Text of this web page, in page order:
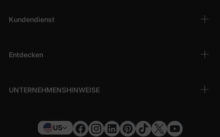
Kundendienst
Entdecken
UNTERNEHMENSHINWEISE
US